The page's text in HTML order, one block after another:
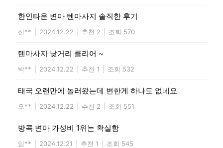
한인타운 변마 텐마사지 솔직한 후기
신** 2024.12.22 추천 2 조회 570
텐마사지 낮거리 클리어 ~
박** 2024.12.22 추천 1 조회 532
태국 오랜만에 놀러왔는데 변한게 하나도 없네요
오** 2024.12.22 추천 2 조회 551
방콕 변마 가성비 1위는 확실함
임** 2024.12.21 추천 1 조회 545